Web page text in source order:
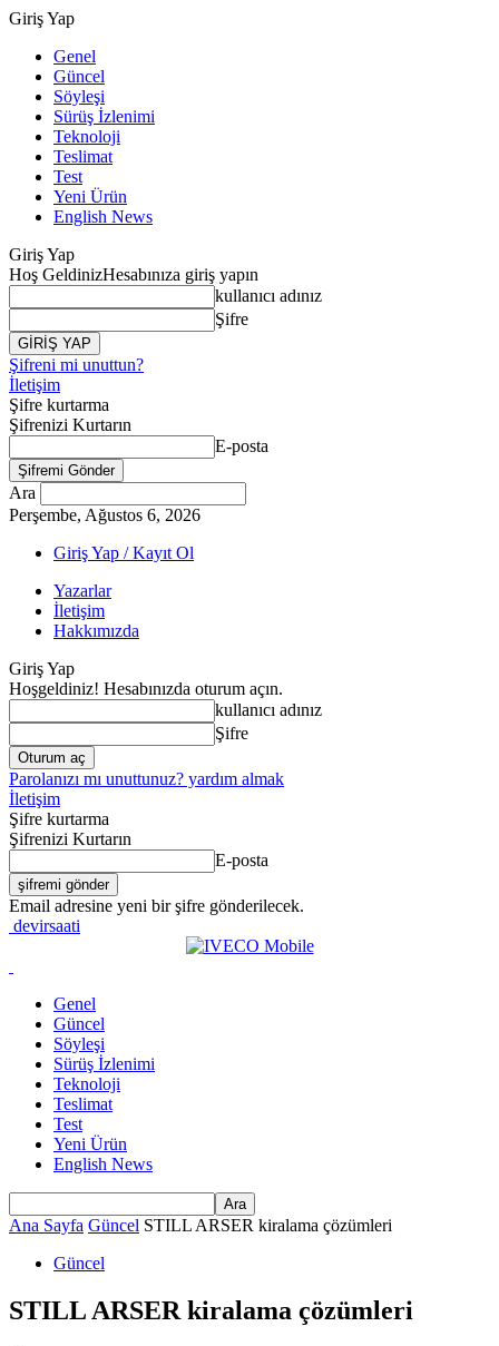
Giriş Yap
Genel
Güncel
Söyleşi
Sürüş İzlenimi
Teknoloji
Teslimat
Test
Yeni Ürün
English News
Giriş Yap
Hoş GeldinizHesabınıza giriş yapın
kullanıcı adınız
Şifre
Şifreni mi unuttun?
İletişim
Şifre kurtarma
Şifrenizi Kurtarın
E-posta
Ara
Perşembe, Ağustos 6, 2026
Giriş Yap / Kayıt Ol
Yazarlar
İletişim
Hakkımızda
Giriş Yap
Hoşgeldiniz! Hesabınızda oturum açın.
kullanıcı adınız
Şifre
Parolanızı mı unuttunuz? yardım almak
İletişim
Şifre kurtarma
Şifrenizi Kurtarın
E-posta
Email adresine yeni bir şifre gönderilecek.
devirsaati
Genel
Güncel
Söyleşi
Sürüş İzlenimi
Teknoloji
Teslimat
Test
Yeni Ürün
English News
Ana Sayfa Güncel STILL ARSER kiralama çözümleri
Güncel
STILL ARSER kiralama çözümleri